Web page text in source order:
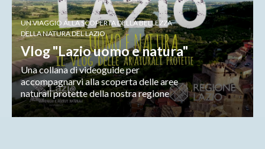
UN VIAGGIO ALLA SCOPERTA DELLA BELLEZZA
DELLA NATURA DEL LAZIO
Vlog "Lazio uomo e natura"
Una collana di videoguide per
accompagnarvi alla scoperta delle aree
naturali protette della nostra regione